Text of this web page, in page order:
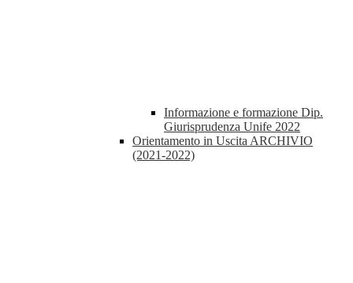
Informazione e formazione Dip.
Giurisprudenza Unife 2022
Orientamento in Uscita ARCHIVIO
(2021-2022)